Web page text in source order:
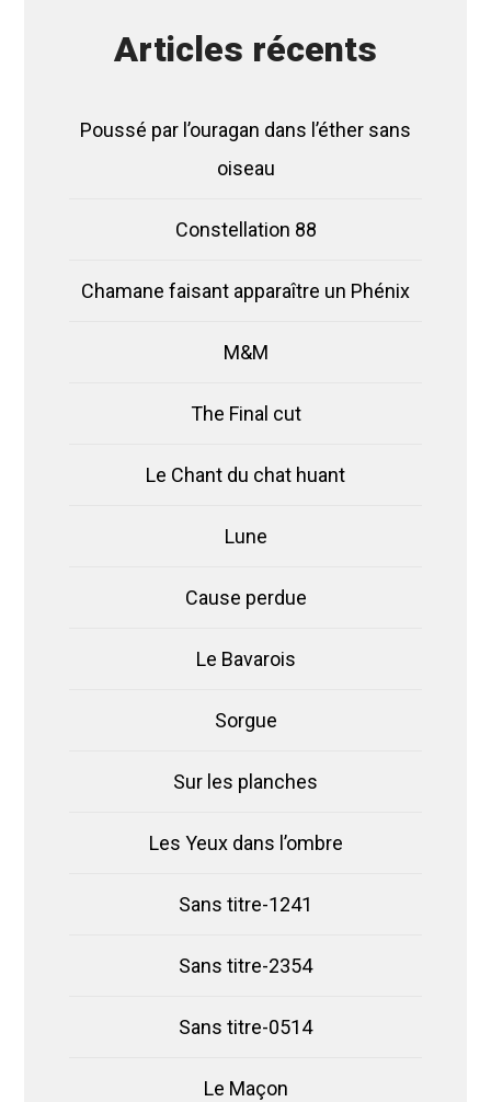
Articles récents
Poussé par l’ouragan dans l’éther sans
oiseau
Constellation 88
Chamane faisant apparaître un Phénix
M&M
The Final cut
Le Chant du chat huant
Lune
Cause perdue
Le Bavarois
Sorgue
Sur les planches
Les Yeux dans l’ombre
Sans titre-1241
Sans titre-2354
Sans titre-0514
Le Maçon